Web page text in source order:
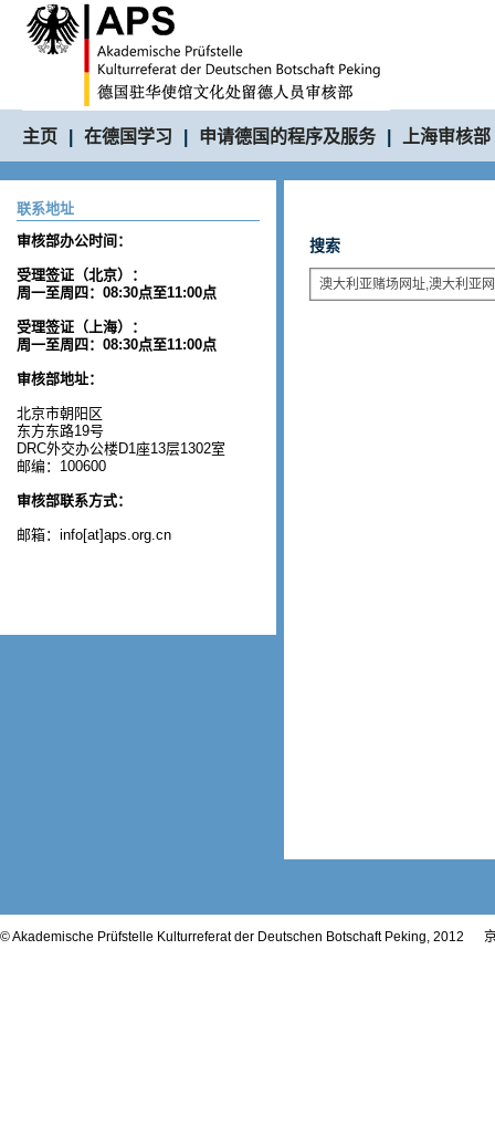
主页 在德国学习 申请德国的程序及服务 上海审核部
联系地址
审核部办公时间：
受理签证（北京）：
周一至周四：08:30点至11:00点
受理签证（上海）：
周一至周四：08:30点至11:00点
审核部地址：
北京市朝阳区
东方东路19号
DRC外交办公楼D1座13层1302室
邮编：100600
审核部联系方式：
邮箱：info[at]aps.org.cn
搜索
© Akademische Prüfstelle Kulturreferat der Deutschen Botschaft Peking, 2012